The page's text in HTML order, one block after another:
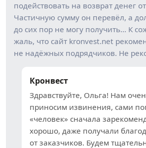
подействовать на возврат денег
Частичную сумму он перевёл, а
до сих пор не могу получить… К
жаль, что сайт kronvest.net
не надёжных подрядчиков. Не
Кронвест
Здравствуйте, Ольга! Нам
приносим извинения, сами
«человек» сначала
хорошо, даже получали
от заказчиков. Будем